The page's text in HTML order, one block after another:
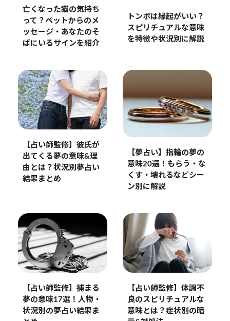
亡くなった猫の気持ち
って？ペットからのメ
ッセージ・あなたのそ
ばにいるサインを紹介
トンボは縁起がいい？
スピリチュアルな意味
を特徴や状況別に解説
【占い師監修】彼氏が
出てくる夢の意味&理
由とは？状況別夢占い
結果まとめ
【夢占い】指輪の夢の
意味20選！もらう・な
くす・壊れるなどシー
ン別に解説
【占い師監修】捕まる
夢の意味17選！人物・
状況別の夢占い結果ま
【占い師監修】体調不
良のスピリチュアルな
意味とは？症状別の暗